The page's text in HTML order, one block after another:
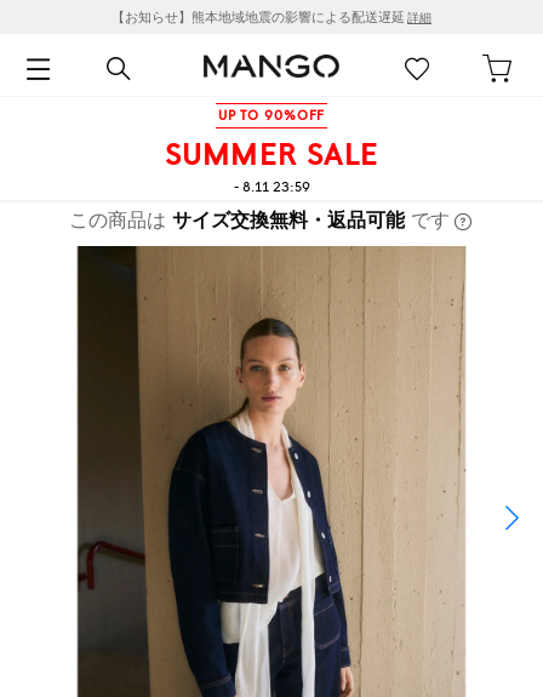
【お知らせ】熊本地域地震の影響による配送遅延 詳細
UP TO 90%OFF
SUMMER SALE
- 8.11 23:59
この商品は サイズ交換無料・返品可能 です